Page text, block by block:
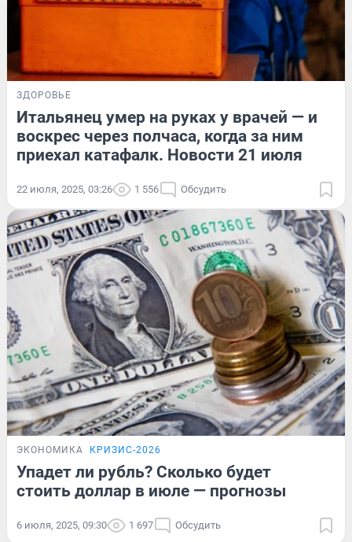
ЗДОРОВЬЕ
Итальянец умер на руках у врачей — и
воскрес через полчаса, когда за ним
приехал катафалк. Новости 21 июля
22 июля, 2025, 03:26 1 556 Обсудить
ЭКОНОМИКА КРИЗИС-2026
Упадет ли рубль? Сколько будет
стоить доллар в июле — прогнозы
6 июля, 2025, 09:30 1 697 Обсудить